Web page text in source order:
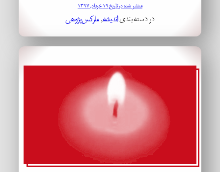
منتشر شده در تاریخ ۱۹ خرداد, ۱۳۹۷
در دسته بندیاندیشه, مارکس‌پژوهی